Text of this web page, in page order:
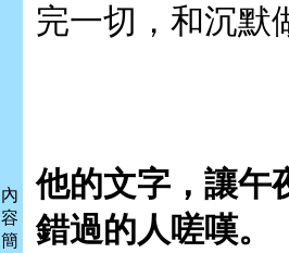
內
容
簡
完一切，和沉默
他的文字，讓午
錯過的人嗟嘆。